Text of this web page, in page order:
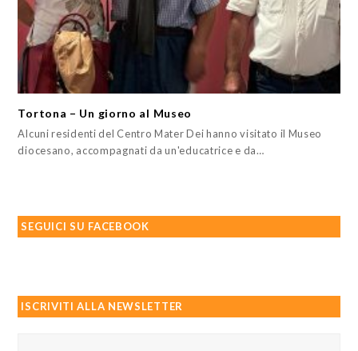
Tortona – Un giorno al Museo
Alcuni residenti del Centro Mater Dei hanno visitato il Museo
diocesano, accompagnati da un'educatrice e da…
SEGUICI SU FACEBOOK
ISCRIVITI ALLA NEWSLETTER